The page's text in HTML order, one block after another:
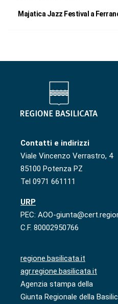
Majatica Jazz Festival a
Contatti e indirizzi
Viale Vincenzo Verrastro, 4
85100 Potenza PZ
Tel 0971 661111
URP
PEC: AOO-
C.F. 80002950766
regione.basilicata.it
agr.regione.basilicata.it
Agenzia stampa della
Giunta Regionale della